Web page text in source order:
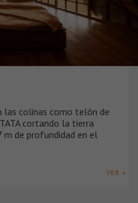
las colinas como telón de
cortando la tierra
de profundidad en el
VER +